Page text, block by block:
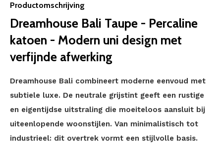
Productomschrijving
Dreamhouse Bali Taupe - Percaline
katoen - Modern uni design met
verfijnde afwerking
Dreamhouse Bali combineert moderne eenvoud met
subtiele luxe. De neutrale grijstint geeft een rustige
en eigentijdse uitstraling die moeiteloos aansluit bij
uiteenlopende woonstijlen. Van minimalistisch tot
industrieel: dit overtrek vormt een stijlvolle basis.